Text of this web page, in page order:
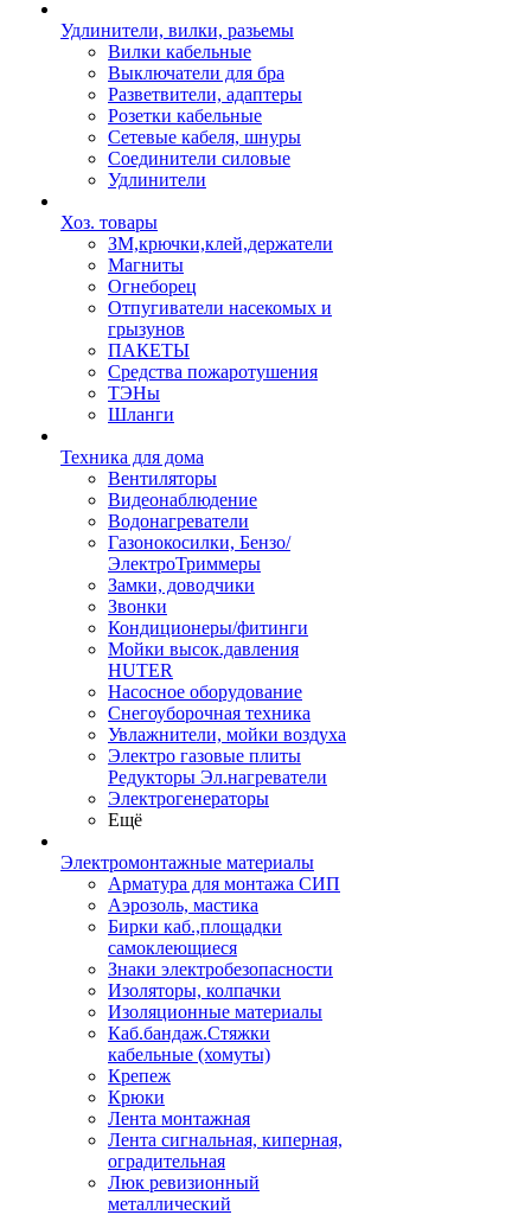
Удлинители, вилки, разьемы
Вилки кабельные
Выключатели для бра
Разветвители, адаптеры
Розетки кабельные
Сетевые кабеля, шнуры
Соединители силовые
Удлинители
Хоз. товары
ЗМ,крючки,клей,держатели
Магниты
Огнеборец
Отпугиватели насекомых и
грызунов
ПАКЕТЫ
Средства пожаротушения
ТЭНы
Шланги
Техника для дома
Вентиляторы
Видеонаблюдение
Водонагреватели
Газонокосилки, Бензо/
ЭлектроТриммеры
Замки, доводчики
Звонки
Кондиционеры/фитинги
Мойки высок.давления
HUTER
Насосное оборудование
Снегоуборочная техника
Увлажнители, мойки воздуха
Электро газовые плиты
Редукторы Эл.нагреватели
Электрогенераторы
Ещё
Электромонтажные материалы
Арматура для монтажа СИП
Аэрозоль, мастика
Бирки каб.,площадки
самоклеющиеся
Знаки электробезопасности
Изоляторы, колпачки
Изоляционные материалы
Каб.бандаж.Стяжки
кабельные (хомуты)
Крепеж
Крюки
Лента монтажная
Лента сигнальная, киперная,
оградительная
Люк ревизионный
металлический